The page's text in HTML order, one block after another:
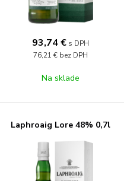
93,74€ s DPH
76,21 € bez DPH
Na sklade
Laphroaig Lore 48% 0,7l